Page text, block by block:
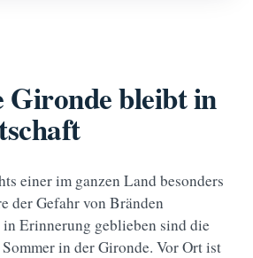
Gironde bleibt in
einer im ganzen Land besonders
der Gefahr von Bränden
Erinnerung geblieben sind die
in der Gironde. Vor Ort ist